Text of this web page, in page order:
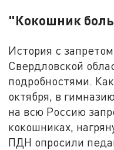
"Кокошник
История с
Свердловской
подробностями.
октября, в
на всю Россию
кокошниках,
ПДН опросили